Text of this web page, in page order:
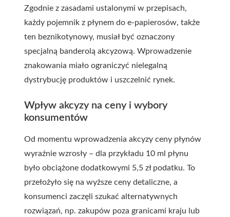
Zgodnie z zasadami ustalonymi w przepisach,
każdy pojemnik z płynem do e-papierosów, także
ten beznikotynowy, musiał być oznaczony
specjalną banderolą akcyzową. Wprowadzenie
znakowania miało ograniczyć nielegalną
dystrybucję produktów i uszczelnić rynek.
Wpływ akcyzy na ceny i wybory
konsumentów
Od momentu wprowadzenia akcyzy ceny płynów
wyraźnie wzrosły – dla przykładu 10 ml płynu
było obciążone dodatkowymi 5,5 zł podatku. To
przełożyło się na wyższe ceny detaliczne, a
konsumenci zaczęli szukać alternatywnych
rozwiązań, np. zakupów poza granicami kraju lub